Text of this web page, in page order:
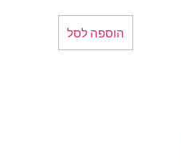
הוספה לסל